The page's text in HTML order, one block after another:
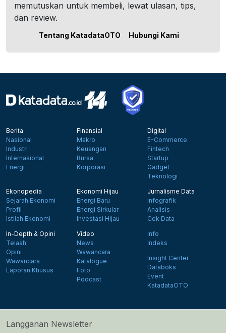
memutuskan untuk membeli, lewat ulasan, tips,
dan review.
Tentang KatadataOTO Hubungi Kami
Berita
Nasional
Industri
Internasional
Energi
Finansial
Makro
Keuangan
Bursa
Korporasi
Digital
E-Commerce
Fintech
Startup
Gadget
Teknologi
Ekonopedia
Sejarah Ekonomi
Profil
Istilah Ekonomi
Ekonomi Hijau
Energi Baru
Energi Sirkular
Investasi Hijau
Jurnalisme Data
Infografik
Analisis
Cek Data
In-Depth & Opini
Telaah
Opini
Wawancara
Laporan Khusus
Video
News
Wawancara
Katalogue
Foto
Podcast
Info
Indeks
Insight Center
Databoks
Event
KatadataOTO
Langganan Newsletter